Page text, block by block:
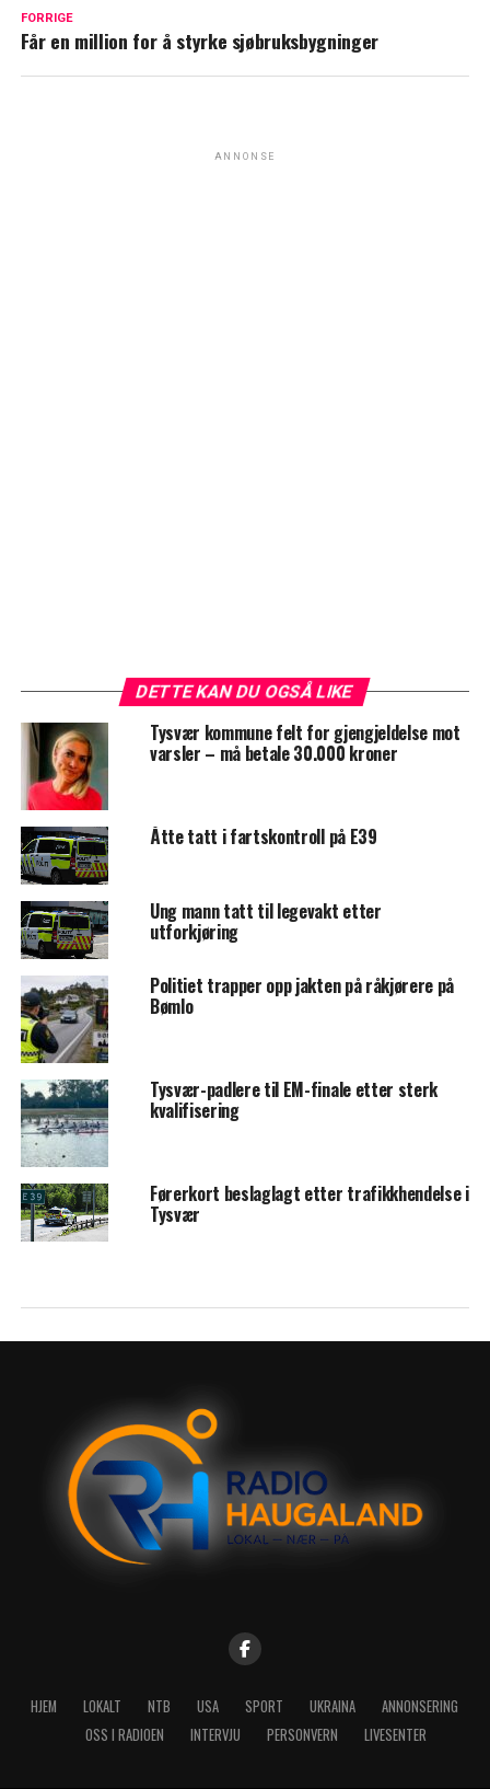
FORRIGE
Får en million for å styrke sjøbruksbygninger
ANNONSE
DETTE KAN DU OGSÅ LIKE
Tysvær kommune felt for gjengjeldelse mot
varsler – må betale 30.000 kroner
Åtte tatt i fartskontroll på E39
Ung mann tatt til legevakt etter
utforkjøring
Politiet trapper opp jakten på råkjørere på
Bømlo
Tysvær-padlere til EM-finale etter sterk
kvalifisering
Førerkort beslaglagt etter trafikkhendelse i
Tysvær
HJEM LOKALT NTB USA SPORT UKRAINA
ANNONSERING
OSS I RADIOEN
INTERVJU PERSONVERN LIVESENTER